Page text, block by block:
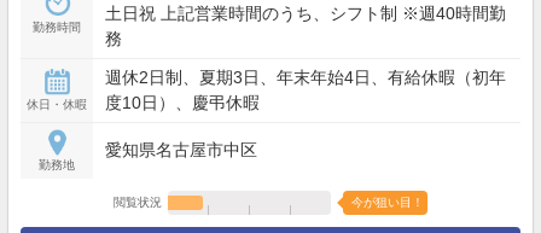
勤務時間
土日祝 上記営業時間のうち、シフト制 ※週40時間勤
務
休日・休暇
週休2日制、夏期3日、年末年始4日、有給休暇（初年
度10日）、慶弔休暇
勤務地
愛知県名古屋市中区
閲覧状況 今が狙い目！